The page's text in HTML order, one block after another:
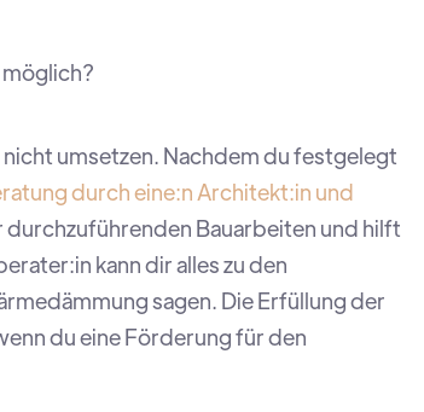
nicht umsetzen. Nachdem du festgelegt
durch eine:n Architekt:in und
Bauarbeiten und hilft
kann dir alles zu den
sagen. Die Erfüllung der
du eine Förderung für den